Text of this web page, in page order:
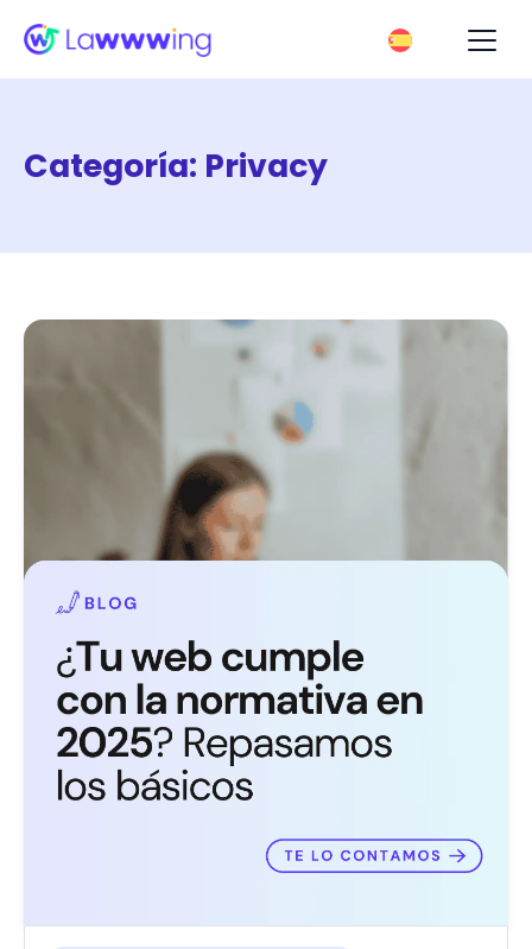
Categoría: Privacy